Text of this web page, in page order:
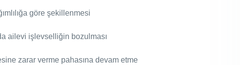
göre şekillenmesi
ailevi işlevselliğin bozulması
zarar verme pahasına devam etme